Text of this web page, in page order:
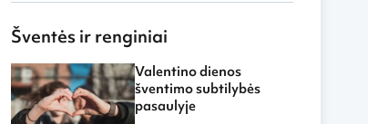
Šventės ir renginiai
Valentino dienos
šventimo subtilybės
pasaulyje